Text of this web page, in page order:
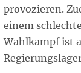
provozieren.
einem
Wahlkampf ist